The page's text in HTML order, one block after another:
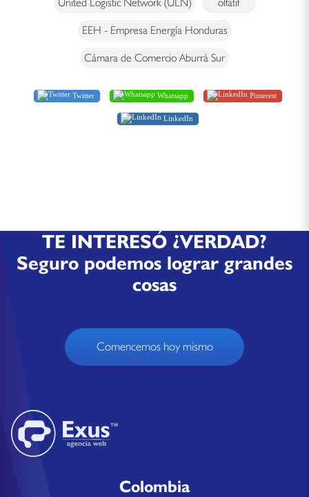
EEH - Empresa Energía Honduras
Cámara de Comercio Aburrá Sur
Twitter Whatsapp Pinterest
LinkedIn
TE INTERESÓ ¿VERDAD?
Seguro podemos lograr grandes
cosas
Comencemos hoy mismo
Colombia